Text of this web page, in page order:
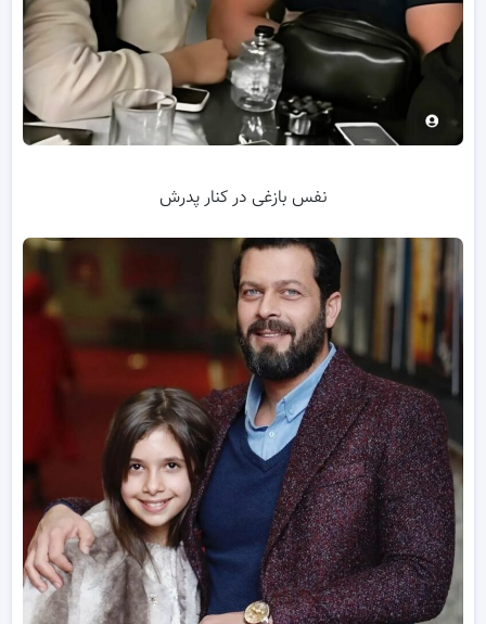
نفس بازغی در کنار پدرش